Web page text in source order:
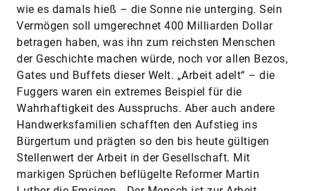
wie es damals hieß – die Sonne nie unterging. Sein
Vermögen soll umgerechnet 400 Milliarden Dollar
betragen haben, was ihn zum reichsten Menschen
der Geschichte machen würde, noch vor allen Bezos,
Gates und Buffets dieser Welt. „Arbeit adelt“ – die
Fuggers waren ein extremes Beispiel für die
Wahrhaftigkeit des Ausspruchs. Aber auch andere
Handwerksfamilien schafften den Aufstieg ins
Bürgertum und prägten so den bis heute gültigen
Stellenwert der Arbeit in der Gesellschaft. Mit
markigen Sprüchen beflügelte Reformer Martin